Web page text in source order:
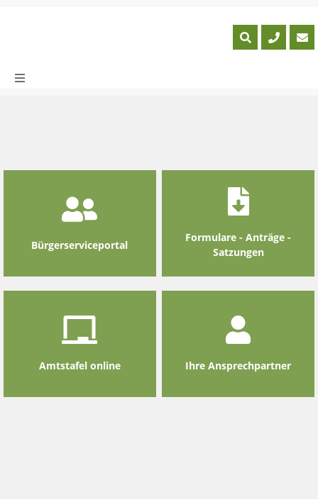
content
Bürgerserviceportal
Formulare - Anträge -
Satzungen
Amtstafel online Ihre Ansprechpartner